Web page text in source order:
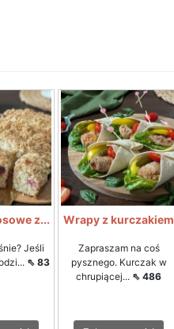
z...
Jeśli
⇖ 83
Wrapy z kurczakiem
Zapraszam na coś
pysznego. Kurczak w
chrupiącej... ⇖ 486